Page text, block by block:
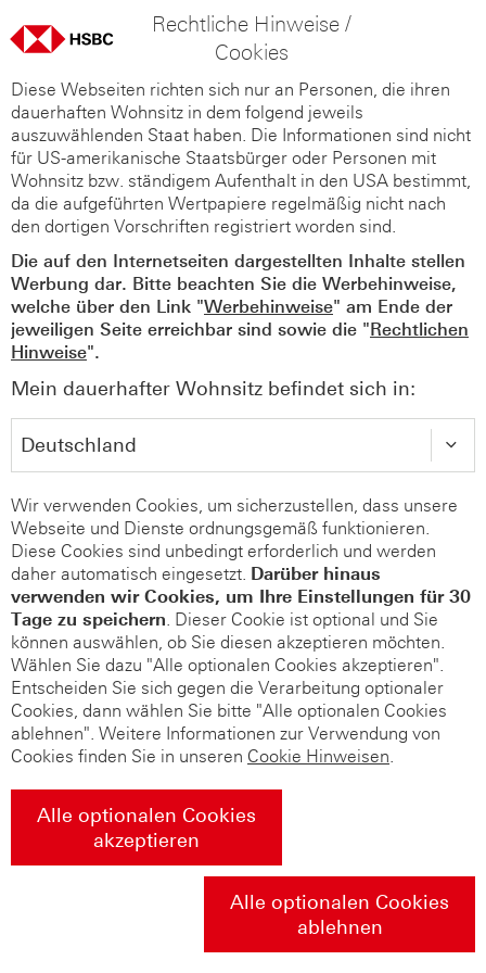
Rechtliche Hinweise /
Cookies
Diese Webseiten richten sich nur an Personen, die ihren
dauerhaften Wohnsitz in dem folgend jeweils
auszuwählenden Staat haben. Die Informationen sind nicht
für US-amerikanische Staatsbürger oder Personen mit
Wohnsitz bzw. ständigem Aufenthalt in den USA bestimmt,
da die aufgeführten Wertpapiere regelmäßig nicht nach
den dortigen Vorschriften registriert worden sind.
Die auf den Internetseiten dargestellten Inhalte stellen
Werbung dar. Bitte beachten Sie die Werbehinweise,
welche über den Link "Werbehinweise" am Ende der
jeweiligen Seite erreichbar sind sowie die "Rechtlichen
Hinweise".
Mein dauerhafter Wohnsitz befindet sich in:
Wir verwenden Cookies, um sicherzustellen, dass unsere
Webseite und Dienste ordnungsgemäß funktionieren.
Diese Cookies sind unbedingt erforderlich und werden
daher automatisch eingesetzt. Darüber hinaus
verwenden wir Cookies, um Ihre Einstellungen für 30
Tage zu speichern. Dieser Cookie ist optional und Sie
können auswählen, ob Sie diesen akzeptieren möchten.
Wählen Sie dazu "Alle optionalen Cookies akzeptieren".
Entscheiden Sie sich gegen die Verarbeitung optionaler
Cookies, dann wählen Sie bitte "Alle optionalen Cookies
ablehnen". Weitere Informationen zur Verwendung von
Cookies finden Sie in unseren Cookie Hinweisen.
Alle optionalen Cookies
akzeptieren
Alle optionalen Cookies
ablehnen